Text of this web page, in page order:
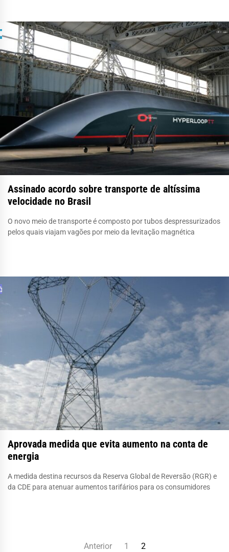
Assinado acordo sobre transporte de altíssima
velocidade no Brasil
O novo meio de transporte é composto por tubos despressurizados
pelos quais viajam vagões por meio da levitação magnética
Aprovada medida que evita aumento na conta de
energia
A medida destina recursos da Reserva Global de Reversão (RGR) e
da CDE para atenuar aumentos tarifários para os consumidores
Anterior 1 2